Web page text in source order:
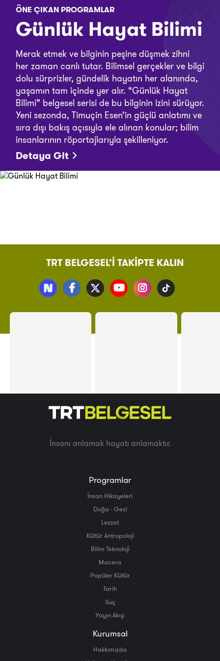
ÖNE ÇIKAN PROGRAMLAR
Günlük Hayat Bilimi
Merak etmek ve bilginin peşine düşmek zihni
her zaman canlı tutar. Bilimsel gerçekler ve bilgi
dolu sürprizler, gündelik hayatın her alanında,
yaşamın tam içinde yer alır. “Günlük Hayat
Bilimi” belgesel serisi de bu bilginin izini sürüyor.
Yeni sezonda, Timuçin Esen’in güçlü anlatımı ve
sıra dışı bakış açısıyla ele alınan konular; bilim
insanlarının röportajlarıyla şekilleniyor.
Detaya Git
TRT BELGESEL’İ TAKİPTE KALIN
İnsanı anlamak hayatı anlamaktır.
Programlar
İnsan Hikayeleri
Doğa - Gezi
Lezzet
Kültür Antropoloji
Bilim Teknoloji̇
Macera
Popüler Kültür
Tarih
Suç
Yayın Akışı
Kurumsal
Hakkımızda